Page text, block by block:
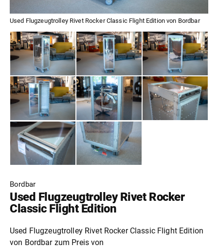
Used Flugzeugtrolley Rivet Rocker Classic Flight Edition von Bordbar
Bordbar
Used Flugzeugtrolley Rivet Rocker
Classic Flight Edition
Used Flugzeugtrolley Rivet Rocker Classic Flight Edition
von Bordbar zum Preis von